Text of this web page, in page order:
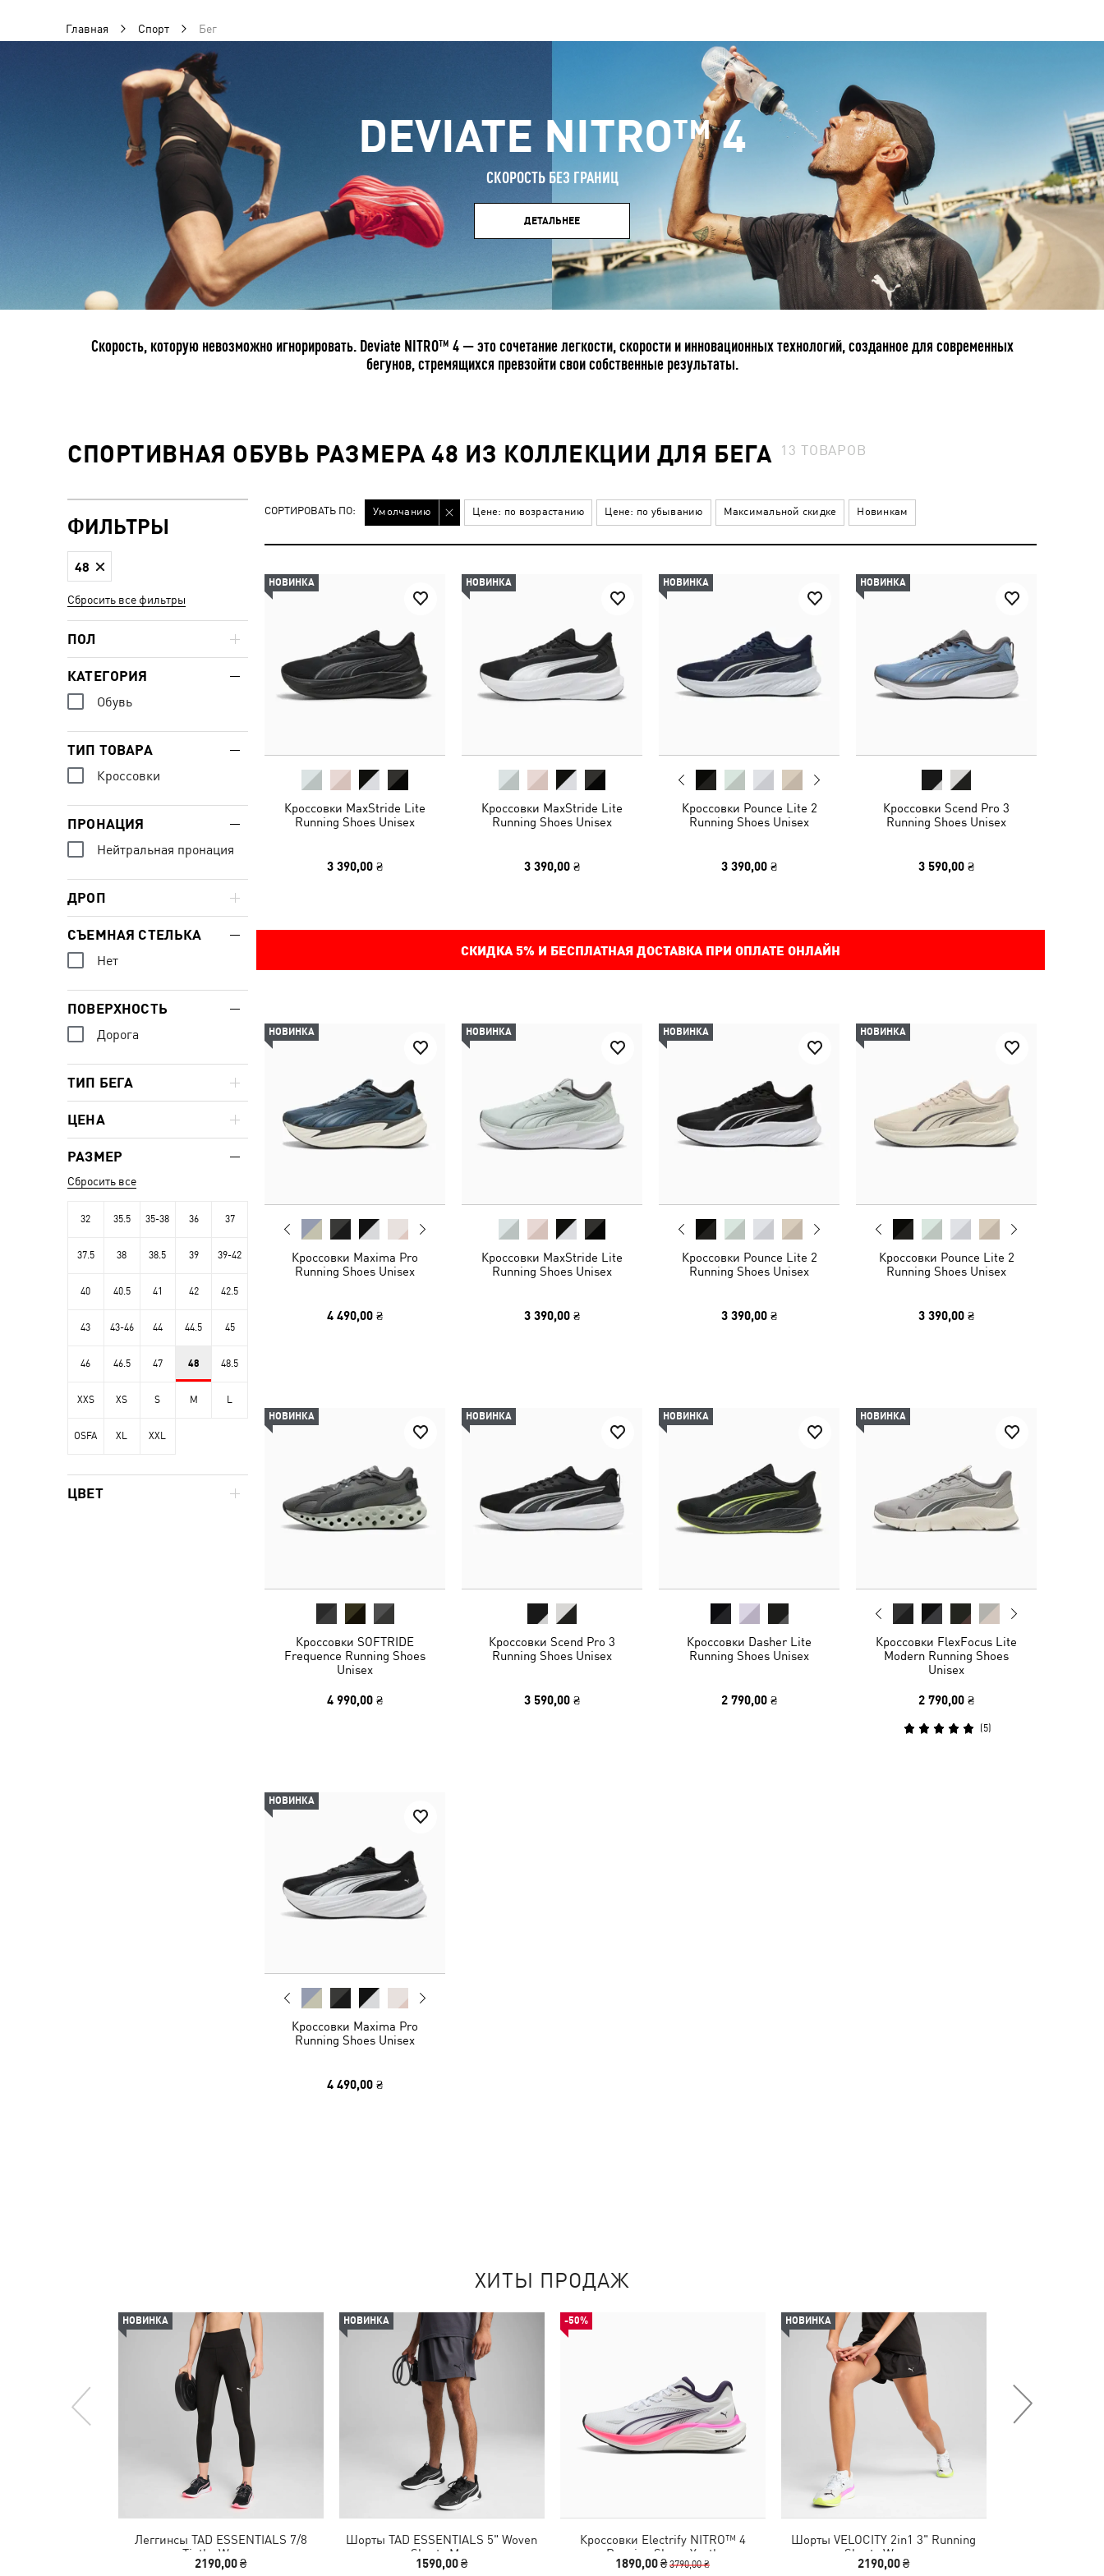
Главная Спорт Бег
DEVIATE NITRO™ 4
СКОРОСТЬ БЕЗ ГРАНИЦ
ДЕТАЛЬНЕЕ
Скорость, которую невозможно игнорировать. Deviate NITRO™ 4 — это сочетание легкости, скорости и инновационных технологий, созданное для современных
бегунов, стремящихся превзойти свои собственные результаты.
СПОРТИВНАЯ ОБУВЬ РАЗМЕРА 48 ИЗ КОЛЛЕКЦИИ ДЛЯ БЕГА 13 ТОВАРОВ
СОРТИРОВАТЬ ПО: Умолчанию Цене: по возрастанию Цене: по убыванию Максимальной скидке Новинкам
НОВИНКА
Кроссовки MaxStride Lite
Running Shoes Unisex
3 390,00 ₴
НОВИНКА
Кроссовки MaxStride Lite
Running Shoes Unisex
3 390,00 ₴
НОВИНКА
Кроссовки Pounce Lite 2
Running Shoes Unisex
3 390,00 ₴
НОВИНКА
Кроссовки Scend Pro 3
Running Shoes Unisex
3 590,00 ₴
СКИДКА 5% И БЕСПЛАТНАЯ ДОСТАВКА ПРИ ОПЛАТЕ ОНЛАЙН
НОВИНКА
Кроссовки Maxima Pro
Running Shoes Unisex
4 490,00 ₴
НОВИНКА
Кроссовки MaxStride Lite
Running Shoes Unisex
3 390,00 ₴
НОВИНКА
Кроссовки Pounce Lite 2
Running Shoes Unisex
3 390,00 ₴
НОВИНКА
Кроссовки Pounce Lite 2
Running Shoes Unisex
3 390,00 ₴
НОВИНКА
Кроссовки SOFTRIDE
Frequence Running Shoes
Unisex
4 990,00 ₴
НОВИНКА
Кроссовки Scend Pro 3
Running Shoes Unisex
3 590,00 ₴
НОВИНКА
Кроссовки Dasher Lite
Running Shoes Unisex
2 790,00 ₴
НОВИНКА
Кроссовки FlexFocus Lite
Modern Running Shoes
Unisex
2 790,00 ₴
(5)
НОВИНКА
Кроссовки Maxima Pro
Running Shoes Unisex
4 490,00 ₴
ФИЛЬТРЫ
48
Сбросить все фильтры
ПОЛ
КАТЕГОРИЯ
Обувь
ТИП ТОВАРА
Кроссовки
ПРОНАЦИЯ
Нейтральная пронация
ДРОП
СЪЕМНАЯ СТЕЛЬКА
Нет
ПОВЕРХНОСТЬ
Дорога
ТИП БЕГА
ЦЕНА
РАЗМЕР
Сбросить все
32 35.5 35-38 36 37
37.5 38 38.5 39 39-42
40 40.5 41 42 42.5
43 43-46 44 44.5 45
46 46.5 47 48 48.5
XXS XS S M L
OSFA XL XXL
ЦВЕТ
ХИТЫ ПРОДАЖ
НОВИНКА
Леггинсы TAD ESSENTIALS 7/8
Tigths Women
2190,00 ₴
НОВИНКА
Шорты TAD ESSENTIALS 5" Woven
Shorts Men
1590,00 ₴
-50%
Кроссовки Electrify NITRO™ 4
Running Shoes Youth
1890,00 ₴3790,00 ₴
НОВИНКА
Шорты VELOCITY 2in1 3" Running
Shorts Women
2190,00 ₴